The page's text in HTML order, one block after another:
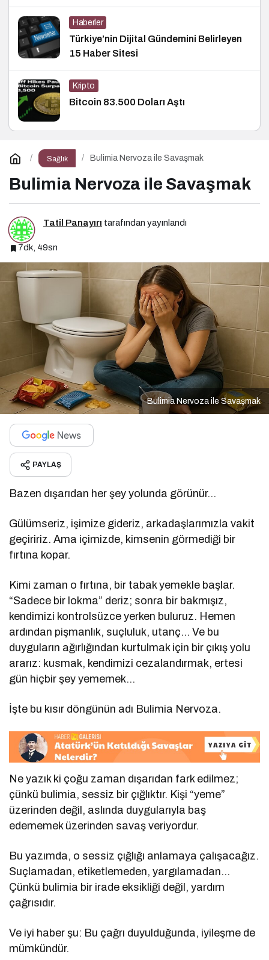
Haberler
Türkiye’nin Dijital Gündemini Belirleyen
15 Haber Sitesi
Kripto
Bitcoin 83.500 Doları Aştı
Sağlık Bulimia Nervoza ile Savaşmak
Bulimia Nervoza ile Savaşmak
Tatil Panayırı tarafından yayınlandı
7dk, 49sn
Bulimia Nervoza ile Savaşmak
PAYLAŞ
Bazen dışarıdan her şey yolunda görünür…
Gülümseriz, işimize gideriz, arkadaşlarımızla vakit
geçiririz. Ama içimizde, kimsenin görmediği bir
fırtına kopar.
Kimi zaman o fırtına, bir tabak yemekle başlar.
“Sadece bir lokma” deriz; sonra bir bakmışız,
kendimizi kontrolsüzce yerken buluruz. Hemen
ardından pişmanlık, suçluluk, utanç… Ve bu
duyguların ağırlığından kurtulmak için bir çıkış yolu
ararız: kusmak, kendimizi cezalandırmak, ertesi
gün hiçbir şey yememek…
İşte bu kısır döngünün adı Bulimia Nervoza.
Ne yazık ki çoğu zaman dışarıdan fark edilmez;
çünkü bulimia, sessiz bir çığlıktır. Kişi “yeme”
üzerinden değil, aslında duygularıyla baş
edememek üzerinden savaş veriyordur.
Bu yazımda, o sessiz çığlığı anlamaya çalışacağız.
Suçlamadan, etiketlemeden, yargılamadan…
Çünkü bulimia bir irade eksikliği değil, yardım
çağrısıdır.
Ve iyi haber şu: Bu çağrı duyulduğunda, iyileşme de
mümkündür.